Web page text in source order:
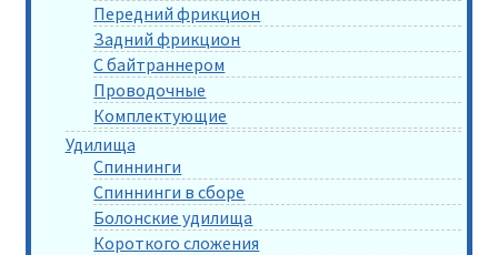
Передний фрикцион
Задний фрикцион
С байтраннером
Проводочные
Комплектующие
Удилища
Спиннинги
Спиннинги в сборе
Болонские удилища
Короткого сложения